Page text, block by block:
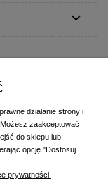
działanie strony i
zaakceptować
do sklepu lub
opcję "Dostosuj
prywatności.